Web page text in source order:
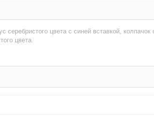
серебристого цвета с синей вставкой,
цвета.